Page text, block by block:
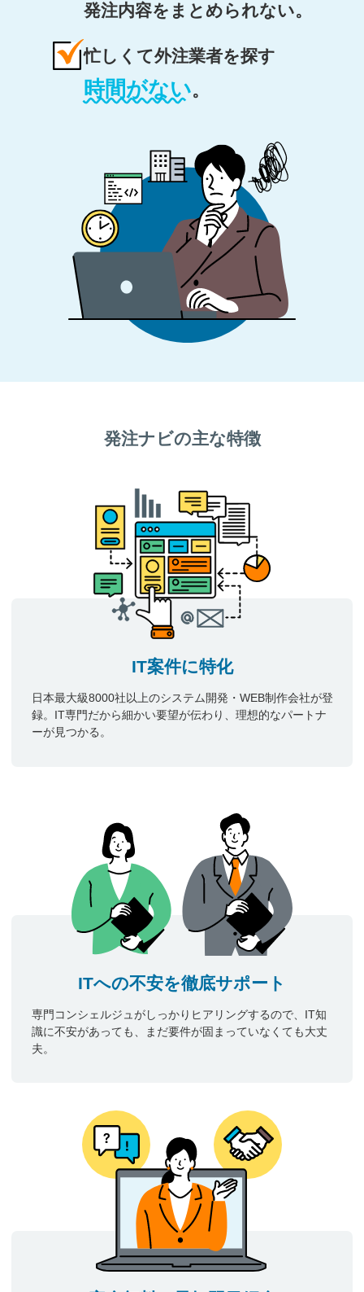
発注内容をまとめられない。
忙しくて外注業者を探す
時間がない。
発注ナビの主な特徴
IT案件に特化
日本最大級8000社以上のシステム開発・WEB制作会社が登
録。IT専門だから細かい要望が伝わり、理想的なパートナ
ーが見つかる。
ITへの不安を徹底サポート
専門コンシェルジュがしっかりヒアリングするので、IT知
識に不安があっても、まだ要件が固まっていなくても大丈
夫。